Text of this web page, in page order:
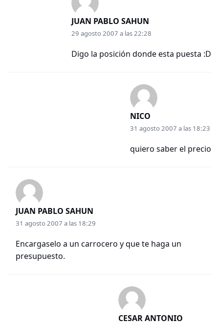
JUAN PABLO SAHUN
29 agosto 2007 a las 22:28
Digo la posición donde esta puesta :D
NICO
31 agosto 2007 a las 18:23
quiero saber el precio
JUAN PABLO SAHUN
31 agosto 2007 a las 18:29
Encargaselo a un carrocero y que te haga un
presupuesto.
CESAR ANTONIO